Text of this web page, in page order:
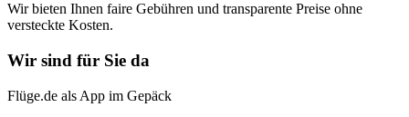
Wir bieten Ihnen faire Gebühren und transparente Preise ohne
versteckte Kosten.
Wir sind für Sie da
Flüge.de als App im Gepäck